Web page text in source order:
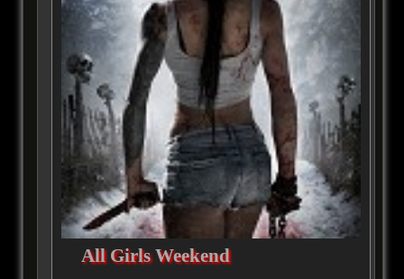
All Girls Weekend